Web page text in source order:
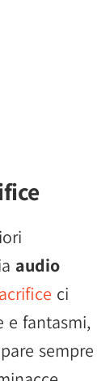
audio
ci
e fantasmi,
sempre